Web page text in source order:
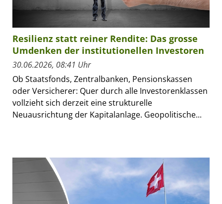
Resilienz statt reiner Rendite: Das grosse
Umdenken der institutionellen Investoren
30.06.2026, 08:41 Uhr
Ob Staatsfonds, Zentralbanken, Pensionskassen
oder Versicherer: Quer durch alle Investorenklassen
vollzieht sich derzeit eine strukturelle
Neuausrichtung der Kapitalanlage. Geopolitische...